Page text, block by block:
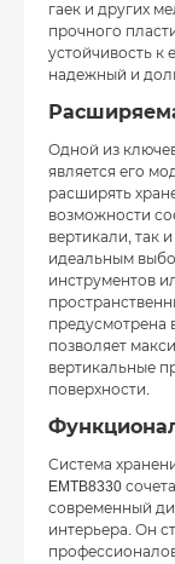
гаек и других
прочного
устойчивость к
надежный и
Одной из
является его
расширять
возможности
вертикали, так
идеальным
инструментов
предусмотрена
позволяет
вертикальные
поверхности.
Система
EMTB8330
современный
интерьера. Он